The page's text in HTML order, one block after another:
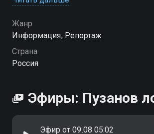
Жанр
Информация, Репортаж
Страна
Россия
Эфиры: Пузанов
Эфир от 09.08 05:02